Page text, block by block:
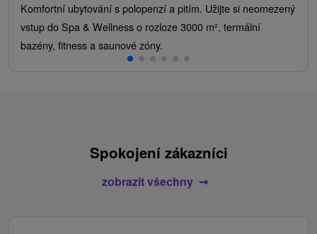
Komfortní ubytování s polopenzí a pitím. Užijte si neomezený
vstup do Spa & Wellness o rozloze 3000 m², termální
bazény, fitness a saunové zóny.
Spokojení zákazníci
zobrazit všechny